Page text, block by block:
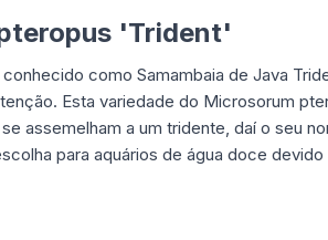
'Trident'
como Samambaia de Java
Esta variedade do Microsorum
assemelham a um tridente, daí o seu
para aquários de água doce